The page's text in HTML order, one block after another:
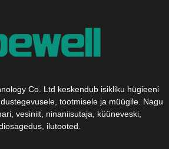
Co. Ltd keskendub isikliku hügieeni
tootmisele ja müügile. Nagu
vesiniit, ninaniisutaja, küüneveski,
ilutooted.